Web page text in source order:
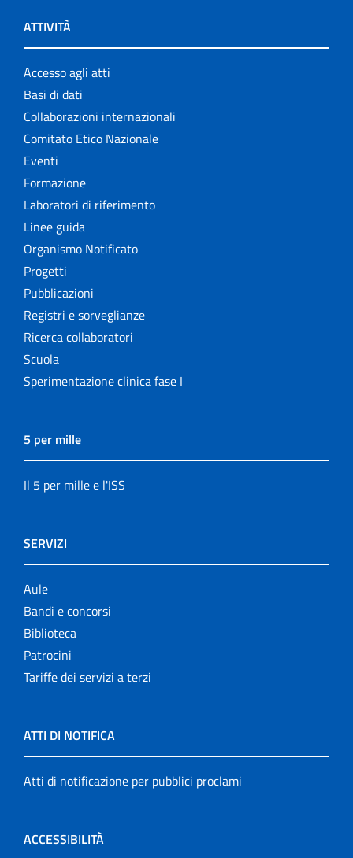
ATTIVITÀ
Accesso agli atti
Basi di dati
Collaborazioni internazionali
Comitato Etico Nazionale
Eventi
Formazione
Laboratori di riferimento
Linee guida
Organismo Notificato
Progetti
Pubblicazioni
Registri e sorveglianze
Ricerca collaboratori
Scuola
Sperimentazione clinica fase I
5 per mille
Il 5 per mille e l'ISS
SERVIZI
Aule
Bandi e concorsi
Biblioteca
Patrocini
Tariffe dei servizi a terzi
ATTI DI NOTIFICA
Atti di notificazione per pubblici proclami
ACCESSIBILITÀ